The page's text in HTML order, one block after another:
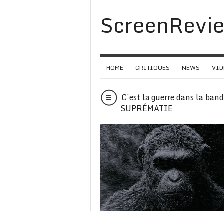
HOME CRITIQUES NEWS
C’est la guerre dans la
SUPRÉMATIE